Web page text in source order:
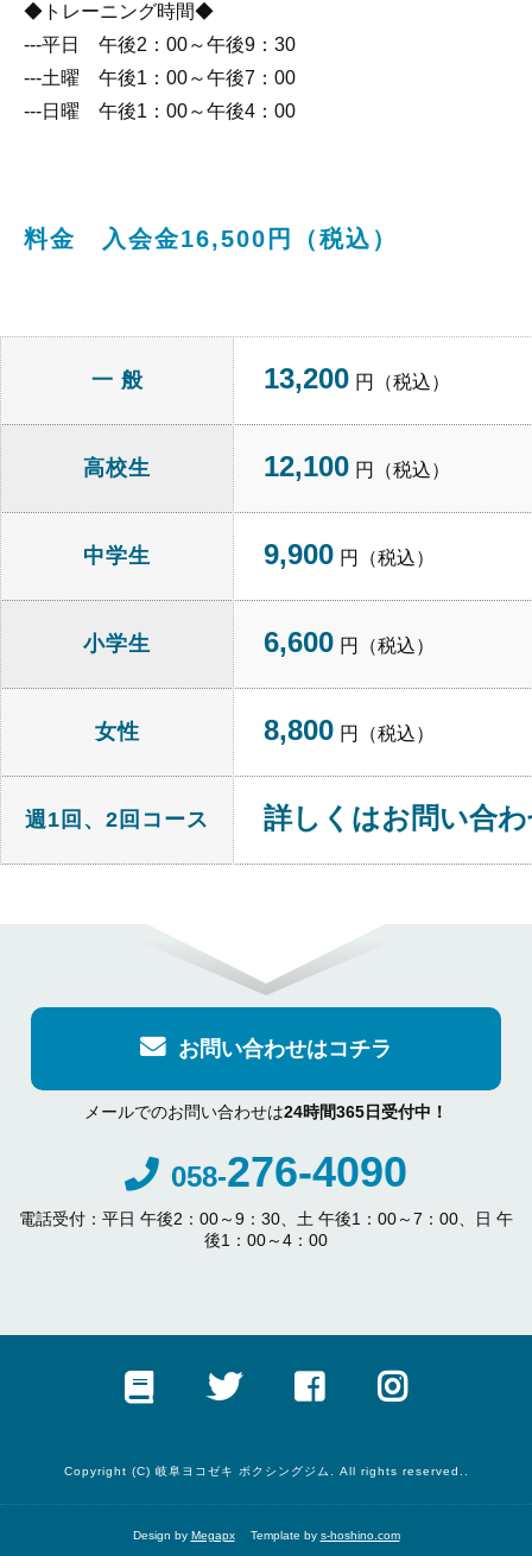
◆トレーニング時間◆
---平日 午後2：00～午後9：30
---土曜 午後1：00～午後7：00
---日曜 午後1：00～午後4：00
料金 入会金16,500円（税込）
一 般 13,200 円（税込）
高校生 12,100 円（税込）
中学生 9,900 円（税込）
小学生 6,600 円（税込）
女性 8,800 円（税込）
週1回、2回コース 詳しくはお問い合
お問い合わせはコチラ
メールでのお問い合わせは24時間365日受付中！
058-276-4090
電話受付：平日 午後2：00～9：30、土 午後1：00～7：00、日 午
後1：00～4：00
Copyright (C) 岐阜ヨコゼキ ボクシングジム. All rights reserved..
Design by Megapx Template by s-hoshino.com